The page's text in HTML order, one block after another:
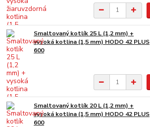
Smaltovaný kotlík 25 L (1,2 mm) +
vysoká kotlina (1,5 mm) HODO 42 PLUS
600
Smaltovaný kotlík 20 L (1,2 mm) +
vysoká kotlina (1,5 mm) HODO 42 PLUS
600